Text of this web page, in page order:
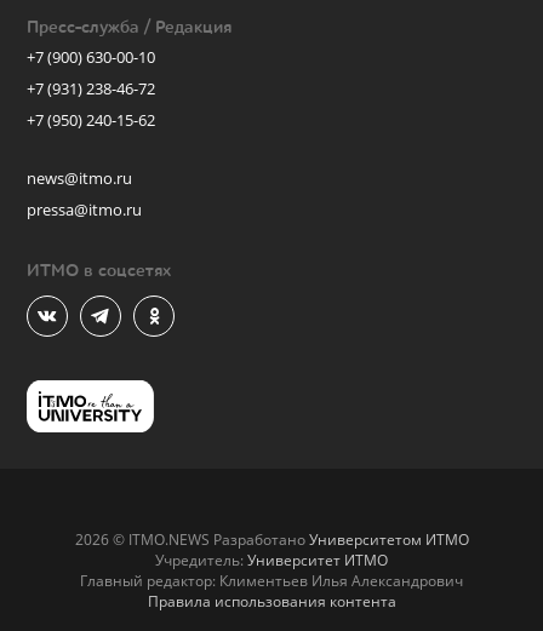
Пресс-служба / Редакция
+7 (900) 630-00-10
+7 (931) 238-46-72
+7 (950) 240-15-62
news@itmo.ru
pressa@itmo.ru
ИТМО в соцсетях
2026 © ITMO.NEWS РазработаноУниверситетом ИТМО
Учредитель: Университет ИТМО
Главный редактор: Климентьев Илья Александрович
Правила использования контента